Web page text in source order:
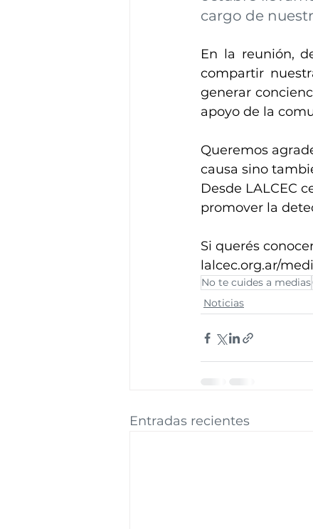
cargo de
En la reunión,
compartir
generar
apoyo de la
Queremos
causa sino
Desde LALCEC
promover la
Si querés
lalcec.org.ar/
No te cuides a medias
Noticias
Entradas recientes